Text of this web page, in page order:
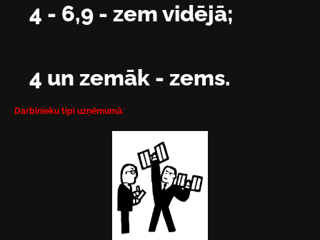
4 - 6,9 - zem vidējā;
4 un zemāk - zems.
Darbinieku tipi uzņēmumā: